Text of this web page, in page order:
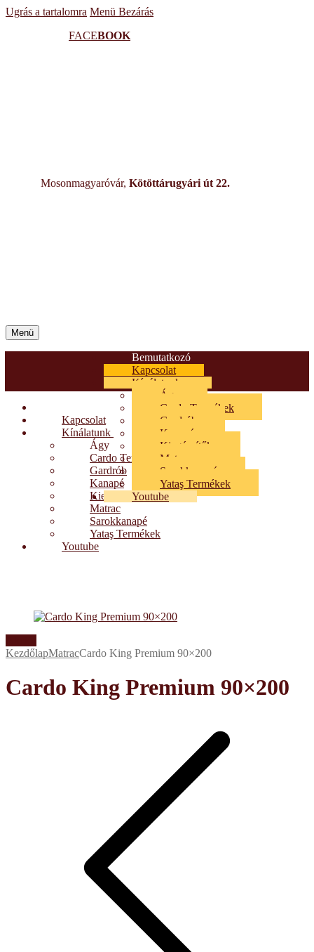
Ugrás a tartalomra Menü Bezárás
FACEBOOK
Mosonmagyaróvár, Kötöttárugyári út 22.
Menü
Bemutatkozó
Kapcsolat
Kínálatunk
Ágy
Cardo Termékek
Gardrób
Kanapé
Kiegészítők
Matrac
Sarokkanapé
Yataş Termékek
Youtube
Bemutatkozó
Kapcsolat
Kínálatunk
Ágy
Cardo Termékek
Gardrób
Kanapé
Kiegészítők
Matrac
Sarokkanapé
Yataş Termékek
Youtube
KezdőlapMatracCardo King Premium 90×200
Cardo King Premium 90×200